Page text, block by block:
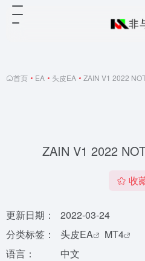
首页 • EA • 头皮EA • ZAIN V1 2022
ZAIN V1 2022
收
更新日期：
2022-03-24
分类标签：
头皮EA
MT4
语言：
中文